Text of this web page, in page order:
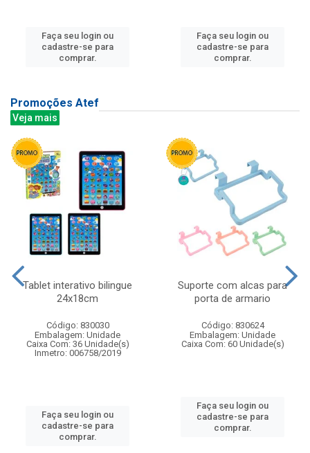
Faça seu login ou
cadastre-se para
comprar.
Faça seu login ou
cadastre-se para
comprar.
Promoções Atef
Veja mais
Tablet interativo bilingue
24x18cm
Código: 830030
Embalagem: Unidade
Caixa Com: 36 Unidade(s)
Inmetro: 006758/2019
Faça seu login ou
cadastre-se para
comprar.
Suporte com alcas para
porta de armario
Código: 830624
Embalagem: Unidade
Caixa Com: 60 Unidade(s)
Faça seu login ou
cadastre-se para
comprar.